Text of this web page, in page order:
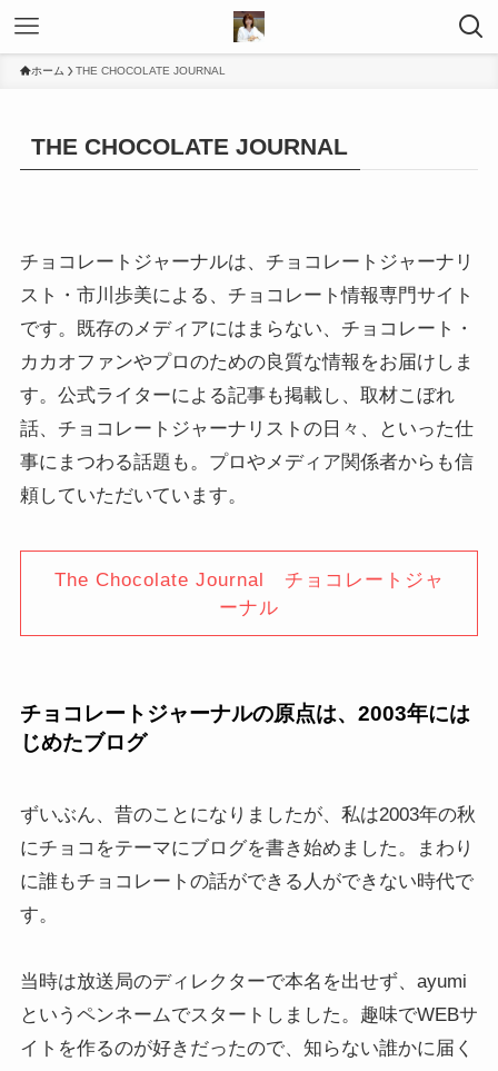
ホーム THE CHOCOLATE JOURNAL
THE CHOCOLATE JOURNAL
チョコレートジャーナルは、チョコレートジャーナリ
スト・市川歩美による、チョコレート情報専門サイト
です。既存のメディアにはまらない、チョコレート・
カカオファンやプロのための良質な情報をお届けしま
す。公式ライターによる記事も掲載し、取材こぼれ
話、チョコレートジャーナリストの日々、といった仕
事にまつわる話題も。プロやメディア関係者からも信
頼していただいています。
The Chocolate Journal チョコレートジャ
ーナル
チョコレートジャーナルの原点は、2003年には
じめたブログ
ずいぶん、昔のことになりましたが、私は2003年の秋
にチョコをテーマにブログを書き始めました。まわり
に誰もチョコレートの話ができる人ができない時代で
す。
当時は放送局のディレクターで本名を出せず、ayumi
というペンネームでスタートしました。趣味でWEBサ
イトを作るのが好きだったので、知らない誰かに届く